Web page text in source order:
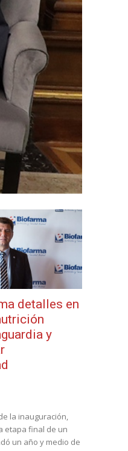
detalles en
y
la inauguración,
etapa final de un
un año y medio de